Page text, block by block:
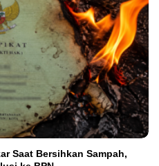
Saat Bersihkan Sampah,